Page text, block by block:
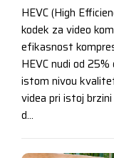
HEVC (High
kodek za video
efikasnost
HEVC nudi od
istom nivou
videa pri istoj
d...